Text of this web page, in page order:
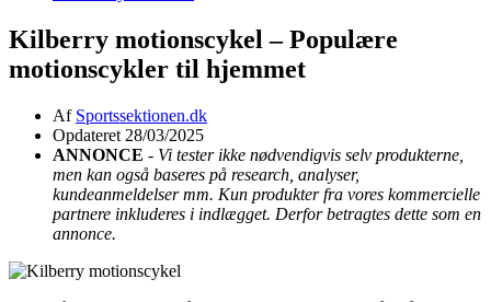
Kilberry motionscykel – Populære
motionscykler til hjemmet
Af Sportssektionen.dk
Opdateret 28/03/2025
ANNONCE - Vi tester ikke nødvendigvis selv produkterne,
men kan også baseres på research, analyser,
kundeanmeldelser mm. Kun produkter fra vores kommercielle
partnere inkluderes i indlægget. Derfor betragtes dette som en
annonce.